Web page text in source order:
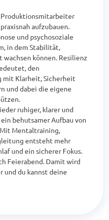
aufzubauen.
und psychosoziale
in dem Stabilität,
können. Resilienz
den
mit Klarheit, Sicherheit
und dabei die eigene
ruhiger, klarer und
behutsamer Aufbau von
Mentaltraining,
entsteht mehr
und ein sicherer Fokus.
Feierabend. Damit wird
und du kannst deine